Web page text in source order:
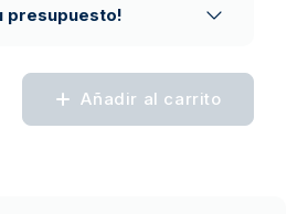
presupuesto!
Añadir al carrito